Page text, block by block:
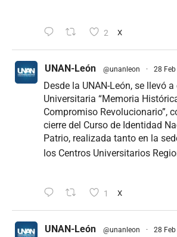
2 X
UNAN-León @unanleon · 28 Feb
Desde la UNAN-León, se llevó
Universitaria “Memoria
Compromiso Revolucionario”,
cierre del Curso de Identidad
Patrio, realizada tanto en la
los Centros Universitarios
1 X
UNAN-León @unanleon · 28 Feb